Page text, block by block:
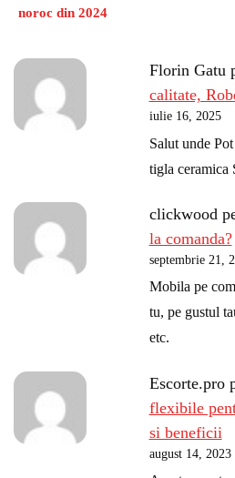
noroc din 2024
Florin Gatu
calitate,
iulie 16, 2025
Salut unde
tigla ceramica
clickwood
la comanda?
septembrie 21,
Mobila pe
tu, pe gustul
etc.
Escorte.pro
flexibile
si beneficii
august 14, 2023